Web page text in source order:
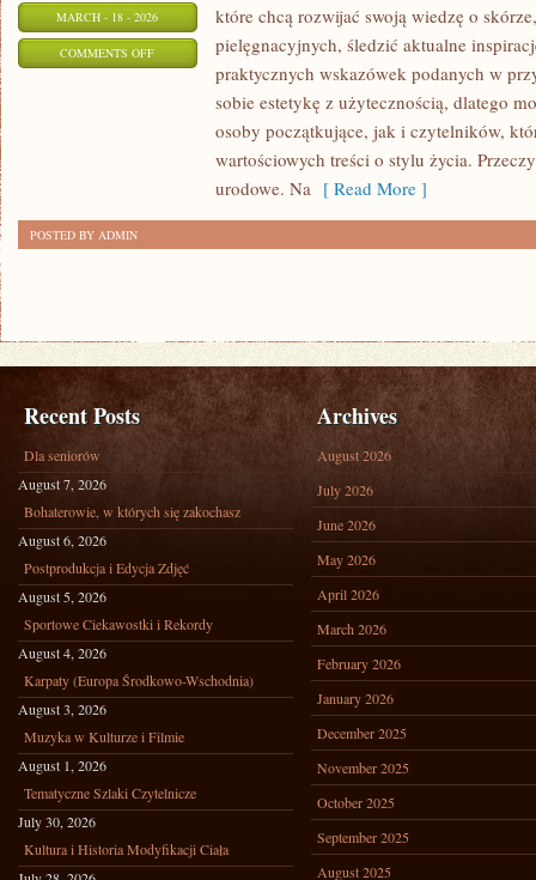
MARCH - 18 - 2026
COMMENTS OFFON
INSPIRACJE
które chcą rozwijać swoją wiedzę o
pielęgnacyjnych, śledzić aktualne
praktycznych wskazówek podanych w
sobie estetykę z użytecznością, dlatego
osoby początkujące, jak i czytelników,
wartościowych treści o stylu życia.
urodowe. Na [ Read More ]
POSTED BY ADMIN
Recent Posts
Dla seniorów
August 7, 2026
Bohaterowie, w których się zakochasz
August 6, 2026
Postprodukcja i Edycja Zdjęć
August 5, 2026
Sportowe Ciekawostki i Rekordy
August 4, 2026
Karpaty (Europa Środkowo-Wschodnia)
August 3, 2026
Muzyka w Kulturze i Filmie
August 1, 2026
Tematyczne Szlaki Czytelnicze
July 30, 2026
Kultura i Historia Modyfikacji Ciała
Archives
August 2026
July 2026
June 2026
May 2026
April 2026
March 2026
February 2026
January 2026
December 2025
November 2025
October 2025
September 2025
August 2025